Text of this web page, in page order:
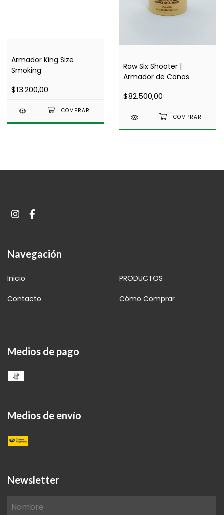
Armador King Size
Smoking
$13.200,00
Raw Six Shooter |
Armador de Conos
$82.500,00
Navegación
Inicio PRODUCTOS
Contacto Cómo Comprar
Medios de pago
Medios de envío
Newsletter